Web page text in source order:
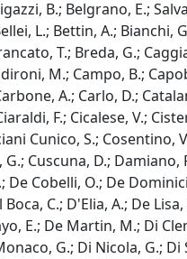
B.; Belgrano, E.;
L.; Bettin, A.; Bianchi,
T.; Breda, G.;
M.; Campo, B.;
A.; Carlo, D.;
F.; Cicalese, V.;
Cunico, S.; Cosentino,
Cuscuna, D.; Damiano,
De Cobelli, O.; De
C.; D'Elia, A.; De Lisa,
E.; De Martin, M.; Di
G.; Di Nicola, G.; Di